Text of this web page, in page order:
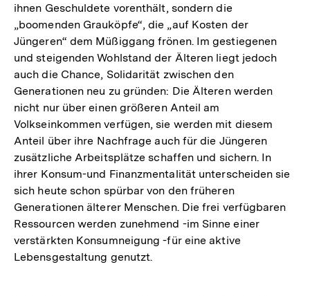
ihnen Geschuldete vorenthält, sondern die
„boomenden Grauköpfe“, die „auf Kosten der
Jüngeren“ dem Müßiggang frönen. Im gestiegenen
und steigenden Wohlstand der Älteren liegt jedoch
auch die Chance, Solidarität zwischen den
Generationen neu zu gründen: Die Älteren werden
nicht nur über einen größeren Anteil am
Volkseinkommen verfügen, sie werden mit diesem
Anteil über ihre Nachfrage auch für die Jüngeren
zusätzliche Arbeitsplätze schaffen und sichern. In
ihrer Konsum-und Finanzmentalität unterscheiden sie
sich heute schon spürbar von den früheren
Generationen älterer Menschen. Die frei verfügbaren
Ressourcen werden zunehmend -im Sinne einer
verstärkten Konsumneigung -für eine aktive
Lebensgestaltung genutzt.